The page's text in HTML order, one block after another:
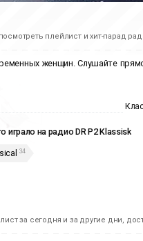
плейлист и хит-парад
женщин. Слушайте
играло на радио DR P2 Klassisk
34
за сегодня и за другие дни,